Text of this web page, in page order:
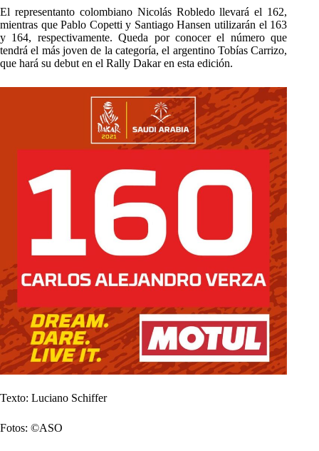
El representanto colombiano Nicolás Robledo llevará el 162,
mientras que Pablo Copetti y Santiago Hansen utilizarán el 163
y 164, respectivamente. Queda por conocer el número que
tendrá el más joven de la categoría, el argentino Tobías Carrizo,
que hará su debut en el Rally Dakar en esta edición.
Texto: Luciano Schiffer
Fotos: ©ASO